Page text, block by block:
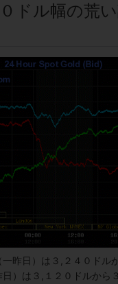
ドル幅の荒
昨日）は３,２４０ドル
）は３,１２０ドルから